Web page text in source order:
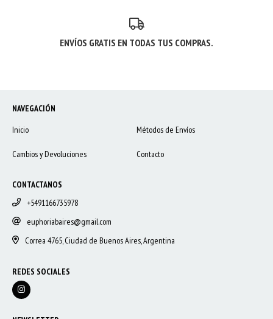
ENVÍOS GRATIS EN TODAS TUS COMPRAS.
NAVEGACIÓN
Inicio
Métodos de Envíos
Cambios y Devoluciones Contacto
CONTACTANOS
+5491166735978
euphoriabaires@gmail.com
Correa 4765, Ciudad de Buenos Aires, Argentina
REDES SOCIALES